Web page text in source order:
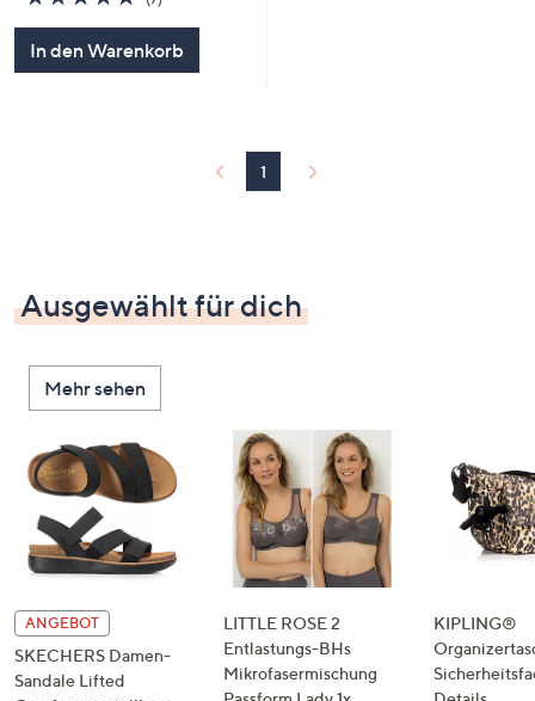
von
In den Warenkorb
1
Ausgewählt für dich
Mehr sehen
ANGEBOT
SKECHERS Damen-
Sandale Lifted
LITTLE ROSE 2
Entlastungs-BHs
Mikrofasermischung
KIPLING®